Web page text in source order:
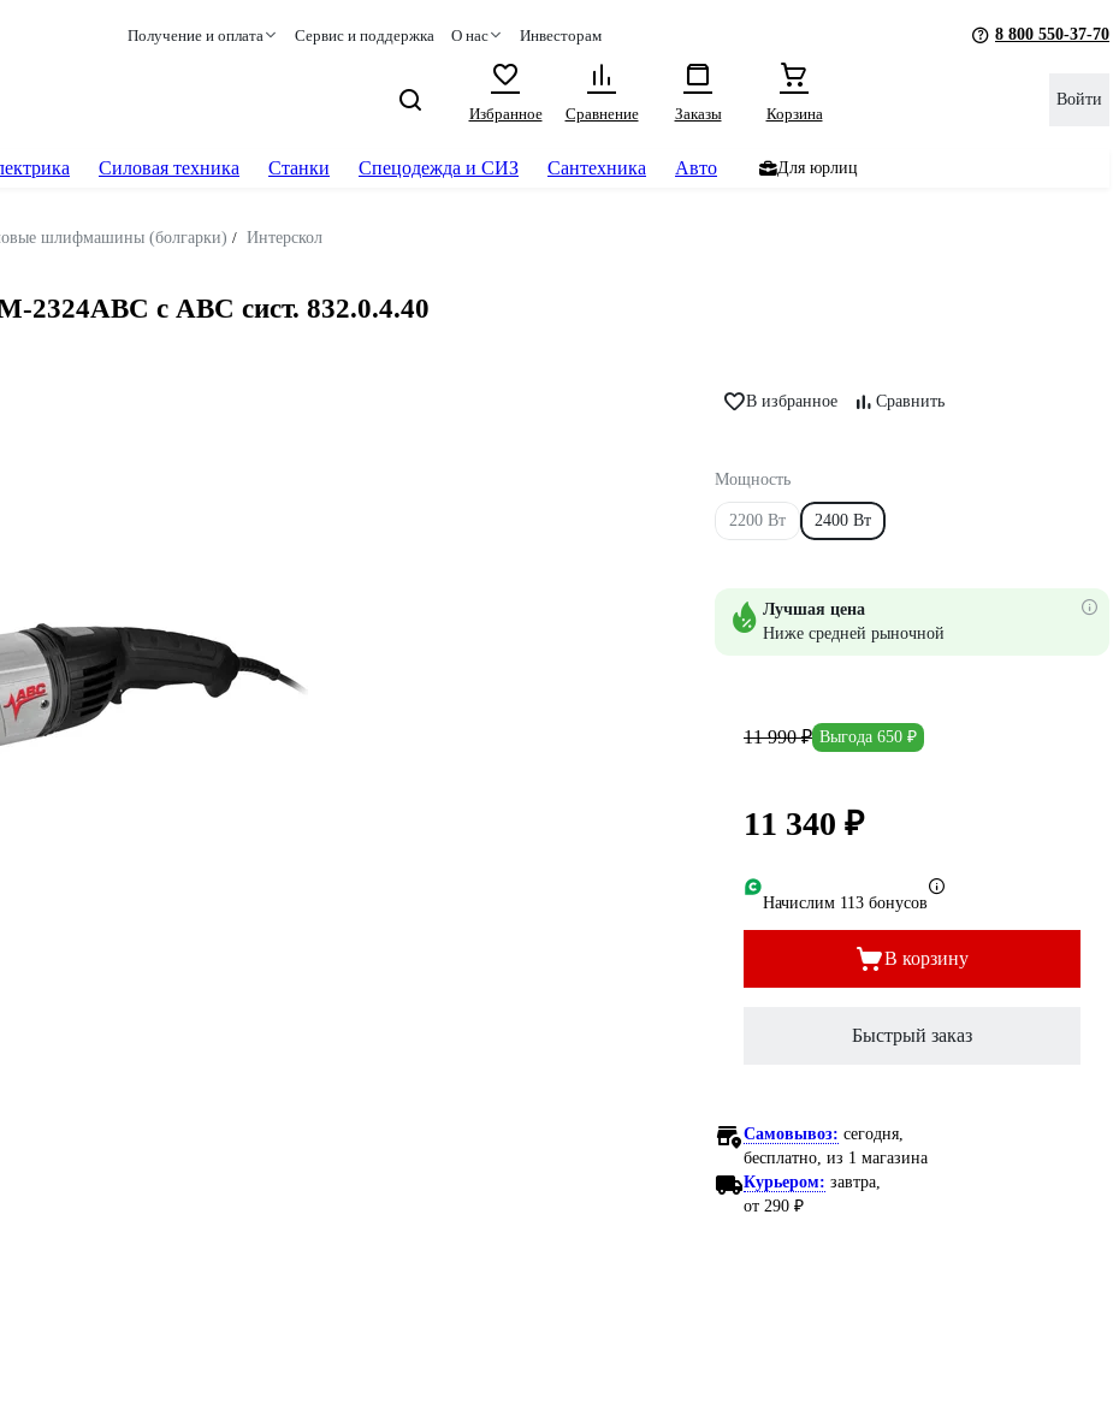
Получение и оплата Сервис и поддержка О нас Инвесторам 8 800 550-37-70
Избранное
Сравнение Заказы Корзина
Войти
Силовая техника Станки Спецодежда и СИЗ Сантехника Авто Для юрлиц
шлифмашины (болгарки) / Интерскол
с АВС сист. 832.0.4.40
В избранное Сравнить
Мощность
2200 Вт 2400 Вт
Лучшая цена
Ниже средней рыночной
11 990 ₽ Выгода 650 ₽
11 340 ₽
Начислим 113 бонусов
В корзину
Быстрый заказ
Самовывоз: сегодня,
бесплатно , из 1 магазина
Курьером: завтра,
от 290 ₽